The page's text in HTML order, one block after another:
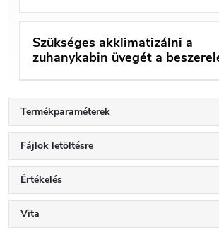
Szükséges akklimatizálni a
zuhanykabin üvegét a
Termékparaméterek
Fájlok letöltésre
Értékelés
Vita